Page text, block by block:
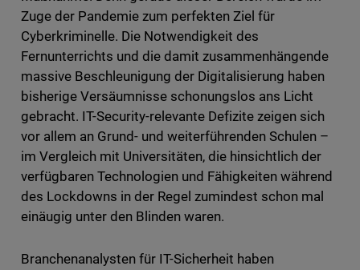
Zuge der Pandemie zum perfekten Ziel für
Cyberkriminelle. Die Notwendigkeit des
Fernunterrichts und die damit zusammenhängende
massive Beschleunigung der Digitalisierung haben
bisherige Versäumnisse schonungslos ans Licht
gebracht. IT-Security-relevante Defizite zeigen sich
vor allem an Grund- und weiterführenden Schulen –
im Vergleich mit Universitäten, die hinsichtlich der
verfügbaren Technologien und Fähigkeiten während
des Lockdowns in der Regel zumindest schon mal
einäugig unter den Blinden waren.
Branchenanalysten für IT-Sicherheit haben